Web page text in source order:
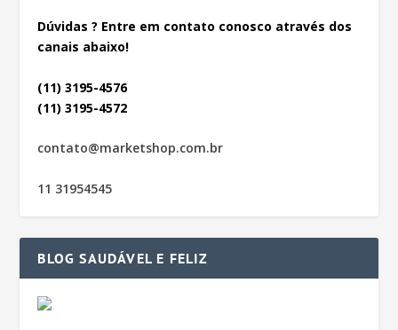
Dúvidas ? Entre em contato conosco através dos
canais abaixo!
(11) 3195-4576
(11) 3195-4572
contato@marketshop.com.br
11 31954545
BLOG SAUDÁVEL E FELIZ